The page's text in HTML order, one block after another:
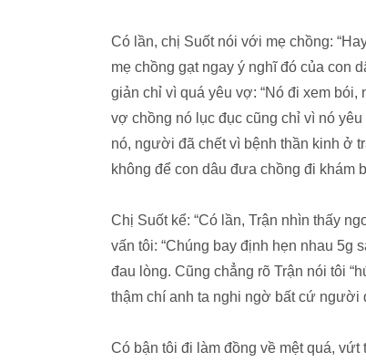
Có lần, chị Suốt nói với mẹ chồng:
mẹ chồng gạt ngay ý nghĩ đó của con
giản chỉ vì quá yêu vợ: “Nó đi xem
vợ chồng nó lục đục cũng chỉ vì nó
nó, người đã chết vì bệnh thần kinh ở
không để con dâu đưa chồng đi khám
Chị Suốt kể: “Có lần, Trận nhìn thấy
vấn tôi: “Chúng bay định hẹn nhau 5g
đau lòng. Cũng chẳng rõ Trận nói tôi
thậm chí anh ta nghi ngờ bất cứ người
Có bận tôi đi làm đồng về mệt quá,